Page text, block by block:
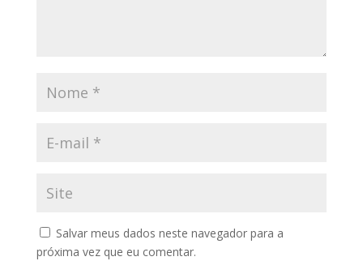
Salvar meus dados neste navegador para a
próxima vez que eu comentar.